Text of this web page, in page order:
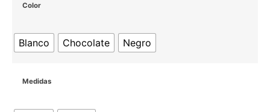
Color
Blanco Chocolate Negro
Medidas